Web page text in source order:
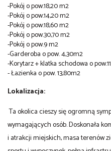
-Pokój o pow.18,20 m2
-Pokój o pow.14,20 m2
-Pokój o pow.18,60 m2
-Pokój o pow.30,70 m2
-Pokój o pow.9 m2
-Garderoba o pow. 4,30m2
-Korytarz + klatka schodowa o
- Łazienka o pow. 13,80m2
Lokalizacja:
Ta okolica cieszy się ogromną
wymagających osób. Doskonała
i atrakcji miejskich, masa terenów